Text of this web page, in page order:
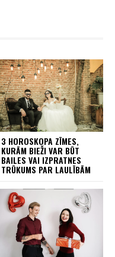
3 HOROSKOPA ZĪMES,
KURĀM BIEŽI VAR BŪT
BAILES VAI IZPRATNES
TRŪKUMS PAR LAULĪBĀM